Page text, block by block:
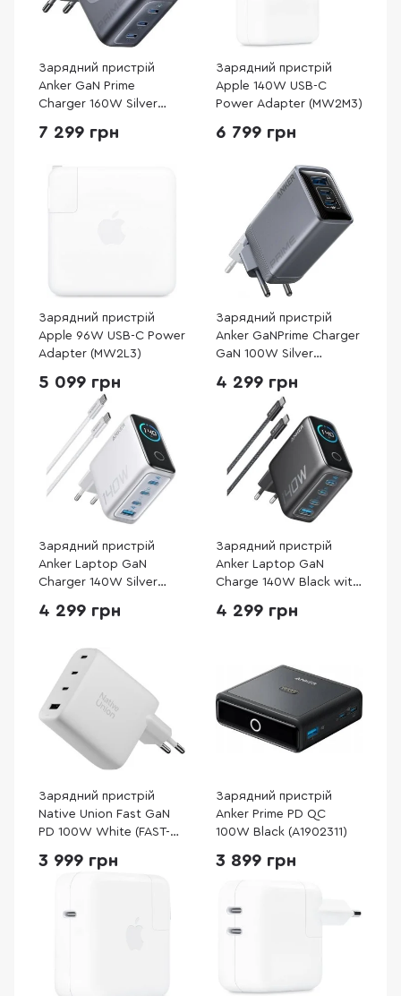
Зарядний пристрій
Anker GaN Prime
Charger 160W Silver
7 299 грн
Зарядний пристрій
Apple 140W USB-C
Power Adapter (MW2M3)
6 799 грн
Зарядний пристрій
Apple 96W USB-C Power
Adapter (MW2L3)
5 099 грн
Зарядний пристрій
Anker GaNPrime Charger
GaN 100W Silver
4 299 грн
Зарядний пристрій
Anker Laptop GaN
Charger 140W Silver
4 299 грн
Зарядний пристрій
Anker Laptop GaN
Charge 140W Black with
(B2697GZ1)
4 299 грн
Зарядний пристрій
Native Union Fast GaN
PD 100W White (FAST-
3 999 грн
Зарядний пристрій
Anker Prime PD QC
100W Black (A1902311)
3 899 грн